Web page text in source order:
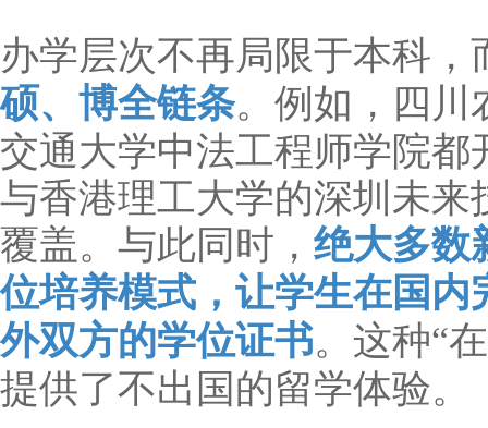
办学层次不再局限于本科，
硕、博全链条。例如，四川
交通大学中法工程师学院
与香港理工大学的深圳未
覆盖。与此同时， 绝大多数
位培养模式，让学生在国
外双方的学位证书。这种“
提供了不出国的留学体验。